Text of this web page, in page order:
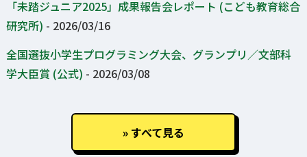
「未踏ジュニア2025」成果報告会レポート (こども教育総合
研究所) - 2026/03/16
全国選抜小学生プログラミング大会、グランプリ／文部科
学大臣賞 (公式) - 2026/03/08
すべて見る